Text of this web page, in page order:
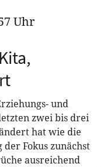
Uhr
und
zwei bis drei
hat wie die
Fokus zunächst
ausreichend